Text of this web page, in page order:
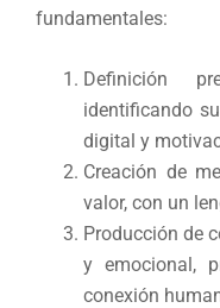
fundamentales:
Definición
identificando
digital y
Creación de
valor, con un
Producción de
y emocional,
conexión